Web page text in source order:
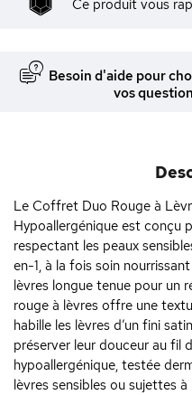
Ce produit vous
Besoin d'aide pour
vos
Le Coffret Duo Rouge à
Hypoallergénique est conçu
respectant les peaux
en-1, à la fois soin
lèvres longue tenue pour un
rouge à lèvres offre une
habille les lèvres d’un fini
préserver leur douceur au fil
hypoallergénique, testée
lèvres sensibles ou sujettes